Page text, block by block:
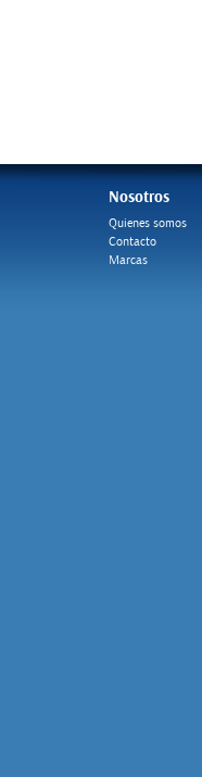
Nosotros
Quienes somos
Contacto
Marcas